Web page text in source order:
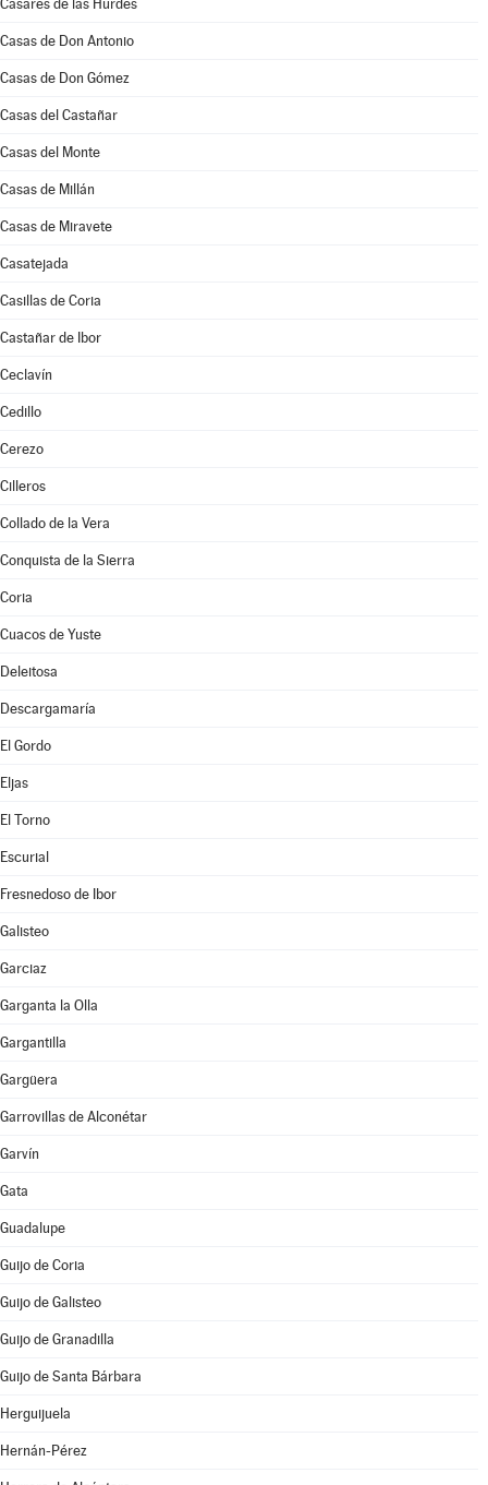
Casares de las Hurdes
Casas de Don Antonio
Casas de Don Gómez
Casas del Castañar
Casas del Monte
Casas de Millán
Casas de Miravete
Casatejada
Casillas de Coria
Castañar de Ibor
Ceclavín
Cedillo
Cerezo
Cilleros
Collado de la Vera
Conquista de la Sierra
Coria
Cuacos de Yuste
Deleitosa
Descargamaría
El Gordo
Eljas
El Torno
Escurial
Fresnedoso de Ibor
Galisteo
Garciaz
Garganta la Olla
Gargantilla
Gargüera
Garrovillas de Alconétar
Garvín
Gata
Guadalupe
Guijo de Coria
Guijo de Galisteo
Guijo de Granadilla
Guijo de Santa Bárbara
Herguijuela
Hernán-Pérez